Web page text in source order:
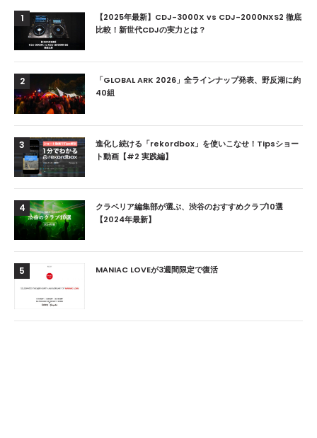
1
【2025年最新】CDJ-3000X vs CDJ-2000NXS2 徹底
比較！新世代CDJの実力とは？
2
「GLOBAL ARK 2026」全ラインナップ発表、野反湖に約
40組
3
進化し続ける「rekordbox」を使いこなせ！Tipsショー
ト動画【#2 実践編】
4
クラベリア編集部が選ぶ、渋谷のおすすめクラブ10選
【2024年最新】
5 MANIAC LOVEが3週間限定で復活